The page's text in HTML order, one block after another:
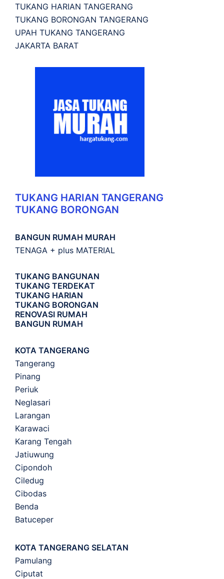
TUKANG HARIAN TANGERANG
TUKANG BORONGAN TANGERANG
UPAH TUKANG TANGERANG
JAKARTA BARAT
TUKANG HARIAN TANGERANG
TUKANG BORONGAN
BANGUN RUMAH MURAH
TENAGA + plus MATERIAL
TUKANG BANGUNAN
TUKANG TERDEKAT
TUKANG HARIAN
TUKANG BORONGAN
RENOVASI RUMAH
BANGUN RUMAH
KOTA TANGERANG
Tangerang
Pinang
Periuk
Neglasari
Larangan
Karawaci
Karang Tengah
Jatiuwung
Cipondoh
Ciledug
Cibodas
Benda
Batuceper
KOTA TANGERANG SELATAN
Pamulang
Ciputat